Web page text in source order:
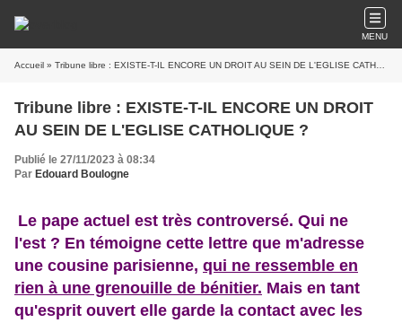
MENU
Accueil » Tribune libre : EXISTE-T-IL ENCORE UN DROIT AU SEIN DE L'EGLISE CATHOLIQUE ?
Tribune libre : EXISTE-T-IL ENCORE UN DROIT
AU SEIN DE L'EGLISE CATHOLIQUE ?
Publié le 27/11/2023 à 08:34
Par Edouard Boulogne
Le pape actuel est très controversé. Qui ne
l'est ? En témoigne cette lettre que m'adresse
une cousine parisienne, qui ne ressemble en
rien à une grenouille de bénitier. Mais en tant
qu'esprit ouvert elle garde la contact avec les